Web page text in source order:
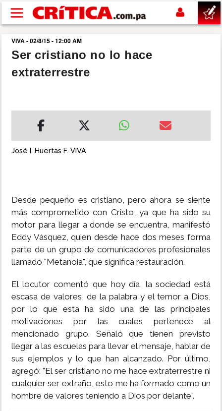
Pasar al contenido principal
buscar
SUCESOS
POLÍTICA
SHOW
MUNDO
INSÓLITAS
IMPRESO
VIVA - 02/8/15 - 12:00 AM
Ser cristiano no lo hace
extraterrestre
José I. Huertas F. VIVA
Desde pequeño es cristiano, pero ahora se siente
más comprometido con Cristo, ya que ha sido su
motor para llegar a donde se encuentra, manifestó
Eddy Vásquez, quien desde hace dos meses forma
parte de un grupo de comunicadores profesionales
llamado "Metanoia", que significa restauración.
El locutor comentó que hoy día, la sociedad está
escasa de valores, de la palabra y el temor a Dios,
por lo que esta ha sido una de las principales
motivaciones por las cuales pertenece al
mencionado grupo. Señaló que tienen previsto
llegar a las escuelas para llevar el mensaje, hablar de
sus ejemplos y lo que han alcanzado. Por último,
agregó: "El ser cristiano no me hace extraterrestre ni
cualquier ser extraño, esto me ha formado como un
hombre de valores teniendo a Dios por delante".